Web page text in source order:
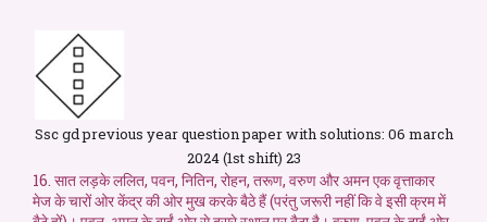
Ssc gd previous year question paper with solutions: 06 march
2024 (1st shift) 23
16. सात लड़के ललित, पवन, नितिन, रोहन, तरूण, वरुण और अमन एक वृत्ताकार
मेज के चारों ओर केंद्र की ओर मुख करके बैठे हैं (परंतु जरूरी नहीं कि वे इसी क्रम में